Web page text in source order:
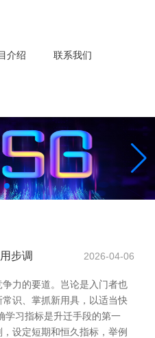
介绍 联系我们
步调 2026-04-06
力的要道。岂论是入门者也
识、掌抓新用具，以适当快
学习指标是升迁手段的第一
设定短期和恒久指标，举例